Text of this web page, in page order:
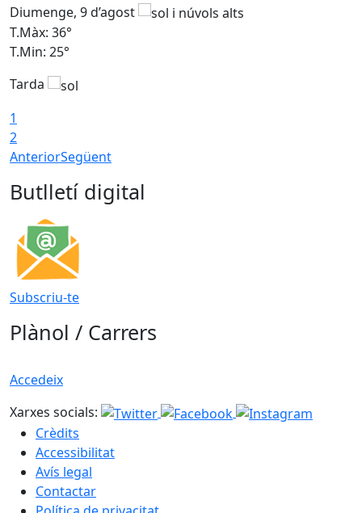
Diumenge, 9 d’agost
T.Màx: 36°
T.Min: 25°
Tarda
1
2
AnteriorSegüent
Butlletí digital
Subscriu-te
Plànol / Carrers
Accedeix
Xarxes socials:
Crèdits
Accessibilitat
Avís legal
Contactar